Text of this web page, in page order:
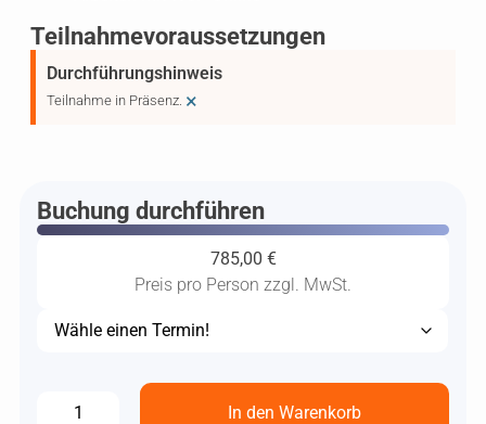
Teilnahmevoraussetzungen
Durchführungshinweis
Teilnahme in Präsenz. ×
Buchung durchführen
785,00 €
Preis pro Person zzgl. MwSt.
In den Warenkorb